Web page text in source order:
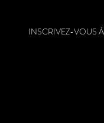
INSCRIVEZ-VOUS